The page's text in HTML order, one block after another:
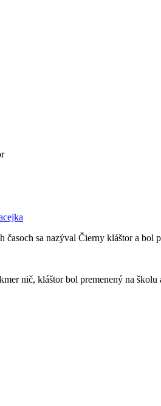
sa nazýval Čierny kláštor a
nič, kláštor bol premenený na